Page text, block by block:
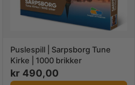
Puslespill | Sarpsborg Tune
Kirke | 1000 brikker
kr 490,00